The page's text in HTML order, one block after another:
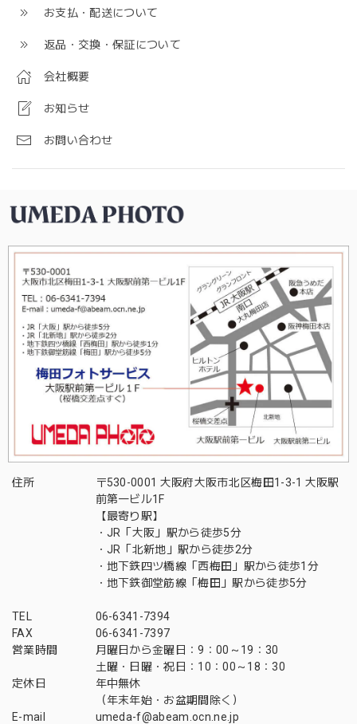
お支払・配送について
返品・交換・保証について
会社概要
お知らせ
お問い合わせ
住所
〒530-0001 大阪府大阪市北区梅田1-3-1 大阪駅
前第一ビル1F
【最寄り駅】
・JR「大阪」駅から徒歩5分
・JR「北新地」駅から徒歩2分
・地下鉄四ツ橋線「西梅田」駅から徒歩1分
・地下鉄御堂筋線「梅田」駅から徒歩5分
TEL
06-6341-7394
FAX
06-6341-7397
営業時間
月曜日から金曜日：9：00～19：30
土曜・日曜・祝日：10：00～18：30
定休日
年中無休
（年末年始・お盆期間除く）
E-mail
umeda-f@abeam.ocn.ne.jp